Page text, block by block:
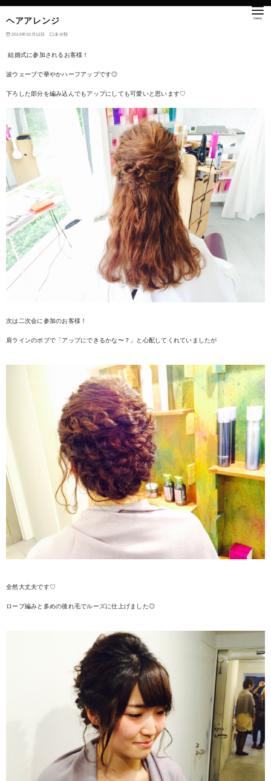
ヘアアレンジ
2015年10月12日 未分類
結婚式に参加されるお客様！
波ウェーブで華やかハーフアップです◎
下ろした部分を編み込んでもアップにしても可愛いと思います♡
次は二次会に参加のお客様！
肩ラインのボブで「アップにできるかな〜？」と心配してくれていましたが
全然大丈夫です♡
ロープ編みと多めの後れ毛でルーズに仕上げました◎